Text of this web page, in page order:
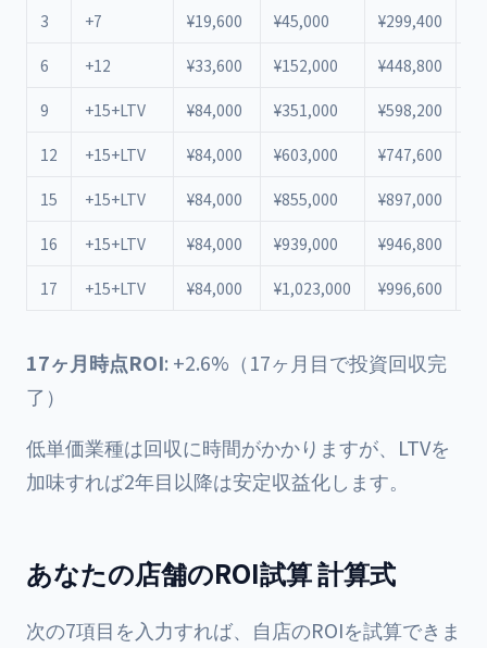
3 +7 ¥19,600 ¥45,000 ¥299,400
6 +12 ¥33,600 ¥152,000 ¥448,800
9 +15+LTV ¥84,000 ¥351,000 ¥598,200
12 +15+LTV ¥84,000 ¥603,000 ¥747,600
15 +15+LTV ¥84,000 ¥855,000 ¥897,000
16 +15+LTV ¥84,000 ¥939,000 ¥946,800
17 +15+LTV ¥84,000 ¥1,023,000 ¥996,600
17ヶ月時点ROI: +2.6%（17ヶ月目で投資回収完
了）
低単価業種は回収に時間がかかりますが、LTVを
加味すれば2年目以降は安定収益化します。
あなたの店舗のROI試算 計算式
次の7項目を入力すれば、自店のROIを試算できま